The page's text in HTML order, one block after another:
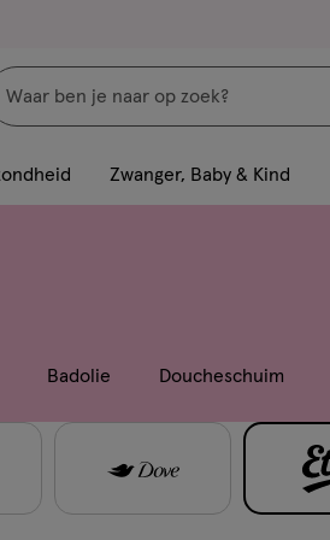
Zoeken
Zwanger, Baby & Kind
Badolie Doucheschuim